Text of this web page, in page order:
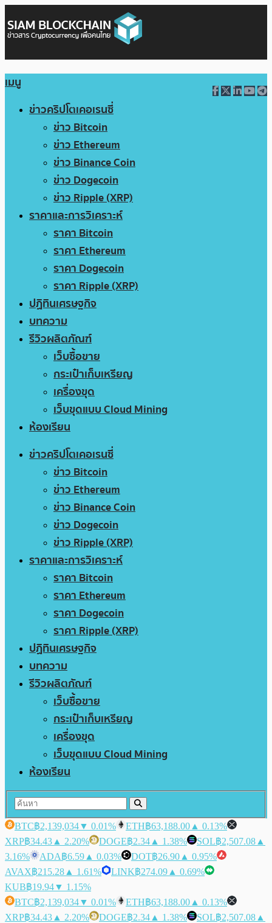
เมนู
ข่าวคริปโตเคอเรนซี่
ข่าว Bitcoin
ข่าว Ethereum
ข่าว Binance Coin
ข่าว Dogecoin
ข่าว Ripple (XRP)
ราคาและการวิเคราะห์
ราคา Bitcoin
ราคา Ethereum
ราคา Dogecoin
ราคา Ripple (XRP)
ปฏิทินเศรษฐกิจ
บทความ
รีวิวผลิตภัณฑ์
เว็บซื้อขาย
กระเป๋าเก็บเหรียญ
เครื่องขุด
เว็บขุดแบบ Cloud Mining
ห้องเรียน
ข่าวคริปโตเคอเรนซี่
ข่าว Bitcoin
ข่าว Ethereum
ข่าว Binance Coin
ข่าว Dogecoin
ข่าว Ripple (XRP)
ราคาและการวิเคราะห์
ราคา Bitcoin
ราคา Ethereum
ราคา Dogecoin
ราคา Ripple (XRP)
ปฏิทินเศรษฐกิจ
บทความ
รีวิวผลิตภัณฑ์
เว็บซื้อขาย
กระเป๋าเก็บเหรียญ
เครื่องขุด
เว็บขุดแบบ Cloud Mining
ห้องเรียน
BTC฿2,139,034▼ 0.01% ETH฿63,188.00 ▲ 0.13%
XRP฿34.43 ▲ 2.20% DOGE฿2.34 ▲ 1.38% SOL฿2,507.08 ▲
3.16%
ADA฿6.59 ▲ 0.03% DOT฿26.90 ▲ 0.95%
AVAX฿215.28 ▲ 1.61% LINK฿274.09 ▲ 0.69%
KUB฿19.94▼ 1.15%
BTC฿2,139,034▼ 0.01% ETH฿63,188.00 ▲ 0.13%
XRP฿34.43 ▲ 2.20% DOGE฿2.34 ▲ 1.38% SOL฿2,507.08 ▲